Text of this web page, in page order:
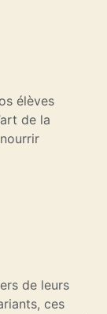
élèves
de la
de leurs
ces